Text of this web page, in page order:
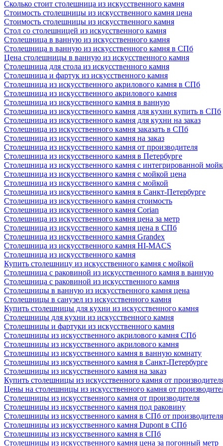
Сколько стоит столешница из искусственного камня
Стоимость столешницы из искусственного камня цена
Стоимость столешницы из искусственного камня
Стол со столешницей из искусственного камня
Столешница в ванную из искусственного камня
Столешница в ванную из искусственного камня в СПб
Цена столешницы в ванную из искусственного камня
Столешница для стола из искусственного камня
Столешница и фартук из искусственного камня
Столешница из искусственного акрилового камня в СПб
Столешница из искусственного акрилового камня
Столешница из искусственного камня в ванную
Столешница из искусственного камня для кухни купить в СПб
Столешница из искусственного камня для кухни на заказ
Столешница из искусственного камня заказать в СПб
Столешница из искусственного камня на заказ
Столешница из искусственного камня от производителя
Столешница из искусственного камня в Петербурге
Столешница из искусственного камня с интегрированной
Столешница из искусственного камня с мойкой цена
Столешница из искусственного камня с мойкой
Столешница из искусственного камня в Санкт-Петербурге
Столешница из искусственного камня стоимость
Столешница из искусственного камня Сorian
Столешница из искусственного камня цена за метр
Столешница из искусственного камня цена в СПб
Столешница из искусственного камня Grandex
Столешница из искусственного камня HI-MACS
Столешница из искусственного камня
Купить столешницу из искусственного камня с мойкой
Столешница с раковиной из искусственного камня в ванную
Столешница с раковиной из искусственного камня
Столешницы в ванную из искусственного камня цена
Столешницы в санузел из искусственного камня
Купить столешницы для кухни из искусственного камня
Столешницы для кухни из искусственного камня
Столешницы и фартуки из искусственного камня
Столешницы из искусственного акрилового камня СПб
Столешницы из искусственного акрилового камня
Столешницы из искусственного камня в ванную комнату
Столешницы из искусственного камня в Санкт-Петербурге
Столешницы из искусственного камня на заказ
Купить столешницы из искусственного камня от
Цены на столешницы из искусственного камня от
Столешницы из искусственного камня от производителя
Столешницы из искусственного камня под раковину
Столешницы из искусственного камня в СПб от производителя
Столешницы из искусственного камня Dupont в СПб
Столешницы из искусственного камня в СПб
Столешницы из искусственного камня цена за погонный метр